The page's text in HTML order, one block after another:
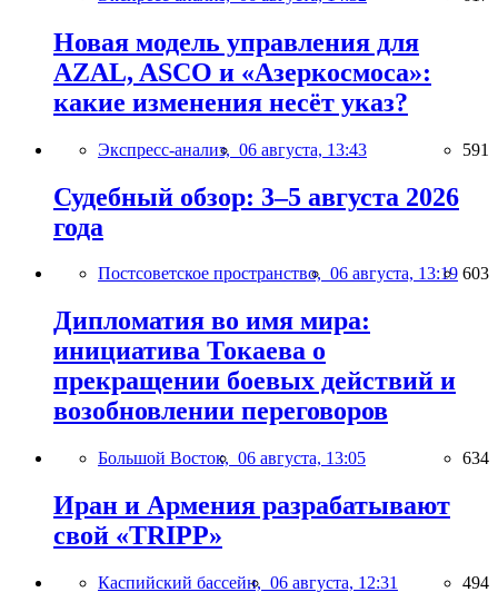
Новая модель управления для
AZAL, ASCO и «Азеркосмоса»:
какие изменения несёт указ?
Экспресс-анализ, 06 августа, 13:43 591
Судебный обзор: 3–5 августа 2026
года
Постсоветское пространство, 06 августа, 13:19 603
Дипломатия во имя мира:
инициатива Токаева о
прекращении боевых действий и
возобновлении переговоров
Большой Восток, 06 августа, 13:05 634
Иран и Армения разрабатывают
свой «TRIPP»
Каспийский бассейн, 06 августа, 12:31 494